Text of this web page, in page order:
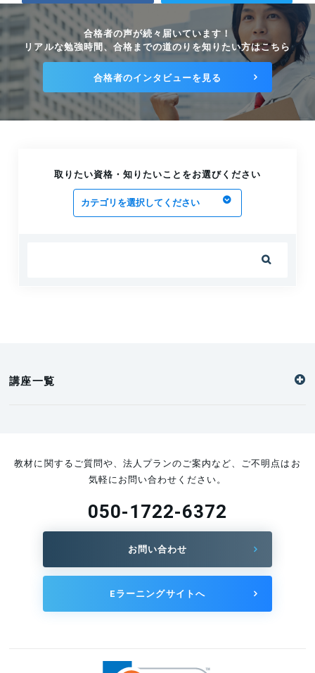
石綿調査に関するご相談承ります｜I.S氏
2024.12.27
中小企業の経営品質向上をPDCAサイクルを活用して
支援！｜K.T氏
2024.12.27
知的財産の力で企業のイノベーション創出を後押しし
技術・技能伝承と暗黙知の見える化をサポートします
I. Z氏
マーケティングの力で、ものづくり企業の成長を支え
製造業の未来を支えるAI人材育成と導入支援｜F.K氏
労働安全の実践的知識で、あなたの職場の安全を支援
合格者の声が続々届いています！
リアルな勉強時間、合格までの道のりを知りたい方はこちら
合格者のインタビューを見る
取りたい資格・知りたいことをお選びください

講座一覧
教材に関するご質問や、法人プランのご案内など、ご不明点はお
気軽にお問い合わせください。
050-1722-6372
お問い合わせ
Eラーニングサイトへ